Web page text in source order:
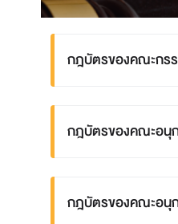
กฎบัตรของคณะกร
กฎบัตรของคณะอนุ
กฎบัตรของคณะอนุ